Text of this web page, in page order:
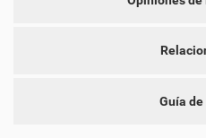
Guía